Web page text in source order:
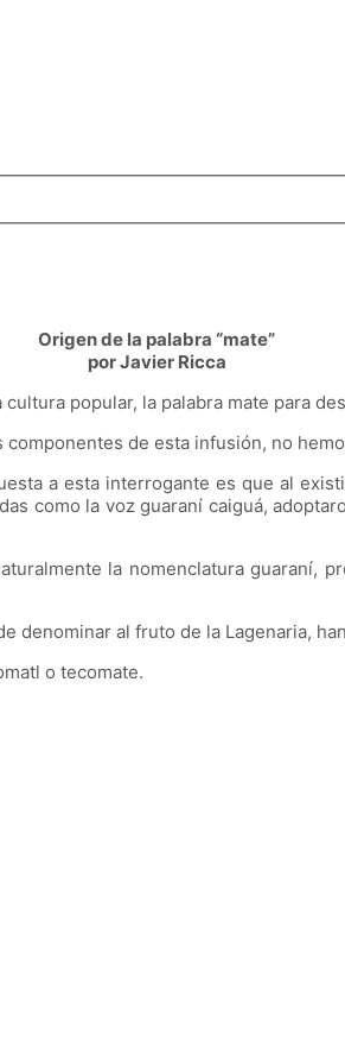
Origen de la palabra “mate”
por Javier Ricca
popular, la palabra mate para
de esta infusión, no
a esta interrogante es que al
como la voz guaraní caiguá,
la nomenclatura guaraní,
al fruto de la Lagenaria,
o tecomate.